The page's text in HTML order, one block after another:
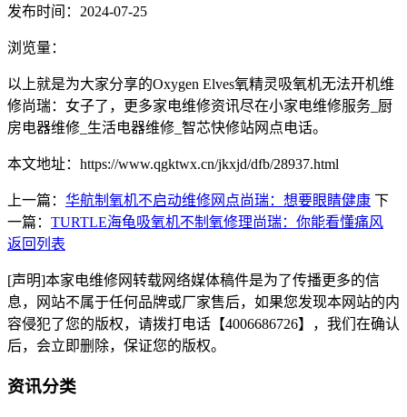
发布时间：2024-07-25
浏览量：
以上就是为大家分享的Oxygen Elves氧精灵吸氧机无法开机维
修尚瑞：女子了，更多家电维修资讯尽在小家电维修服务_厨
房电器维修_生活电器维修_智芯快修站网点电话。
本文地址：https://www.qgktwx.cn/jkxjd/dfb/28937.html
上一篇： 华航制氧机不启动维修网点尚瑞：想要眼睛健康 下
一篇： TURTLE海龟吸氧机不制氧修理尚瑞：你能看懂痛风
返回列表
[声明]本家电维修网转载网络媒体稿件是为了传播更多的信
息，网站不属于任何品牌或厂家售后，如果您发现本网站的内
容侵犯了您的版权，请拨打电话【4006686726】，我们在确认
后，会立即删除，保证您的版权。
资讯分类